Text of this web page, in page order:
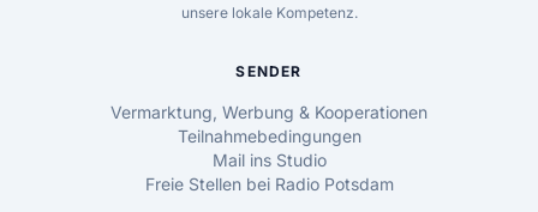
unsere lokale Kompetenz.
SENDER
Vermarktung, Werbung & Kooperationen
Teilnahmebedingungen
Mail ins Studio
Freie Stellen bei Radio Potsdam